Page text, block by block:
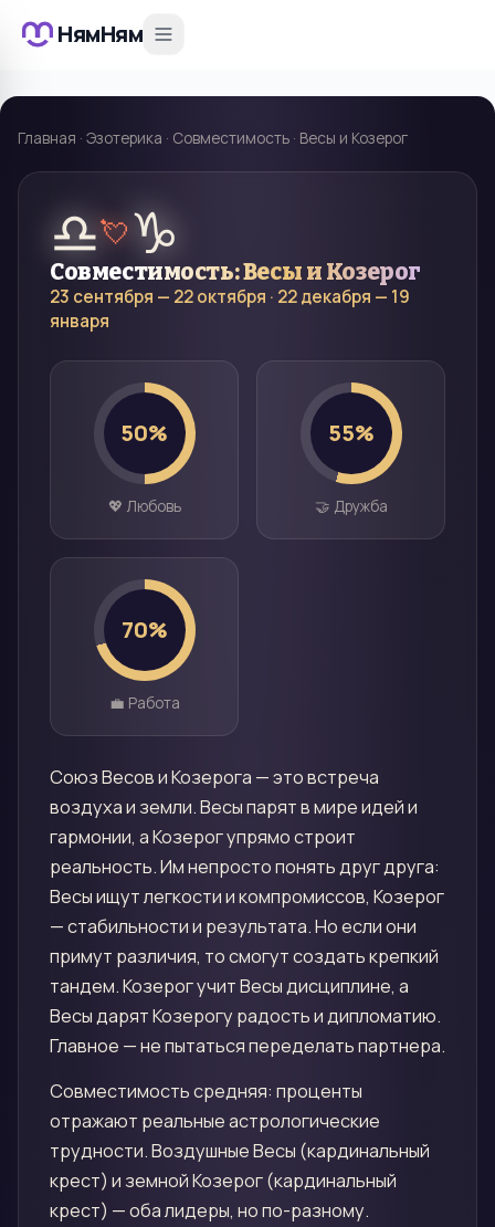
НямНям
Главная · Эзотерика · Совместимость · Весы и Козерог
♎💘♑
Совместимость:Весы и Козерог
23 сентября — 22 октября · 22 декабря — 19
января
50%
💖 Любовь
55%
🤝 Дружба
70%
💼 Работа
Союз Весов и Козерога — это встреча
воздуха и земли. Весы парят в мире идей и
гармонии, а Козерог упрямо строит
реальность. Им непросто понять друг друга:
Весы ищут легкости и компромиссов, Козерог
— стабильности и результата. Но если они
примут различия, то смогут создать крепкий
тандем. Козерог учит Весы дисциплине, а
Весы дарят Козерогу радость и дипломатию.
Главное — не пытаться переделать партнера.
Совместимость средняя: проценты
отражают реальные астрологические
трудности. Воздушные Весы (кардинальный
крест) и земной Козерог (кардинальный
крест) — оба лидеры, но по-разному.